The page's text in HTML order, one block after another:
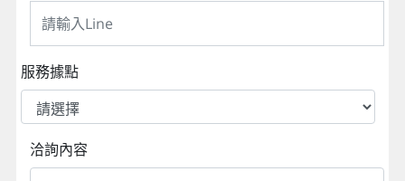
服務據點
洽詢內容